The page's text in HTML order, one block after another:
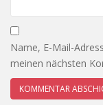
Name, E-Mail-
meinen nächsten